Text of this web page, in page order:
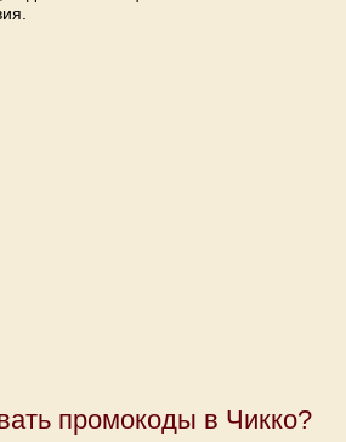
промокоды в Чикко?